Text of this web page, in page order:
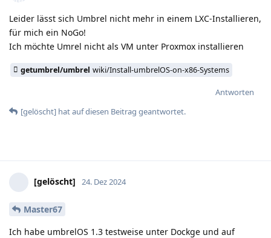
Leider lässt sich Umbrel nicht mehr in einem LXC-Installieren,
für mich ein NoGo!
Ich möchte Umrel nicht als VM unter Proxmox installieren
getumbrel/umbrel wiki/Install-umbrelOS-on-x86-Systems
Antworten
[gelöscht] hatauf diesen Beitrag geantwortet.
[gelöscht] 24. Dez 2024
Master67
Ich habe umbrelOS 1.3 testweise unter Dockge und auf